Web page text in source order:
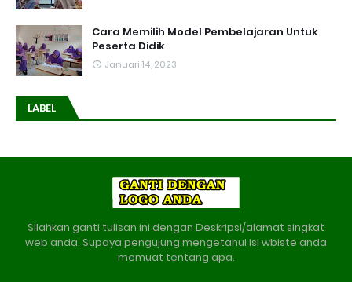
Cara Memilih Model Pembelajaran Untuk
Peserta Didik
Januari 14, 2023
LABEL
Silahkan ganti tulisan ini dengan Deskripsi/alamat singkat
web anda. Supaya pengujung mengetahui isi wbiste anda
memuat tentang apa.